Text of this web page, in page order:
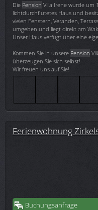
Die Pension Villa Irene wurde um
lichtdurchflutetes Haus und
vielen Fenstern, Veranden,
umgeben und liegt direkt am
Unser Haus verfügt über eine
Kommen Sie in unsere Pension
überzeugen Sie sich selbst!
Wir freuen uns auf Sie!
Ferienwohnung
Buchungsanfrage